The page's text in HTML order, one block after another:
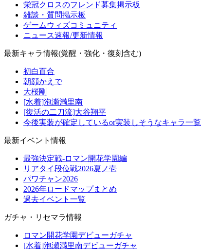
栄冠クロスのフレンド募集掲示板
雑談・質問掲示板
ゲームウィズコミュニティ
ニュース速報/更新情報
最新キャラ情報(覚醒・強化・復刻含む)
初白百合
朝顔かえで
大桜剛
[水着]泡瀬満里南
[復活の二刀流]大谷翔平
今後実装が確定しているor実装しそうなキャラ一覧
最新イベント情報
最強決定戦-ロマン開花学園編
リアタイ段位戦2026夏ノ壱
パワチャン2026
2026年ロードマップまとめ
過去イベント一覧
ガチャ・リセマラ情報
ロマン開花学園デビューガチャ
[水着]泡瀬満里南デビューガチャ